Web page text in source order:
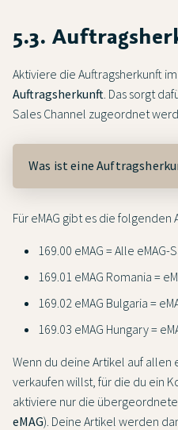
5.3.
Aktiviere die Auftragsherkunft
Auftragsherkunft . Das sorgt
Sales Channel zugeordnet
Was ist eine
Für eMAG gibt es die folgenden
169.00 eMAG = Alle eMAG-
169.01 eMAG Romania =
169.02 eMAG Bulgaria =
169.03 eMAG Hungary =
Wenn du deine Artikel auf allen
verkaufen willst, für die du ein
aktiviere nur die übergeordnete
eMAG). Deine Artikel werden